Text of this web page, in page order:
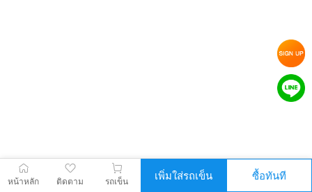
หน้าหลัก ติดตาม รถเข็น เพิ่มใส่รถเข็น ซื้อทันที